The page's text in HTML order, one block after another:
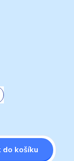
do košíku